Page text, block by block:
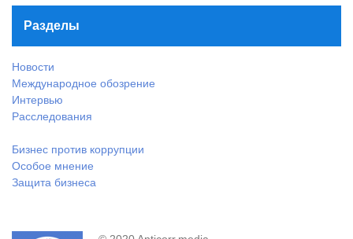
Разделы
Новости
Международное обозрение
Интервью
Расследования
Бизнес против коррупции
Особое мнение
Защита бизнеса